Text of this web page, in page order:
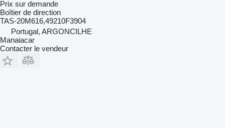
Prix sur demande
Boîtier de direction
TAS-20M616,49210F3904
Portugal, ARGONCILHE
Manaiacar
Contacter le vendeur